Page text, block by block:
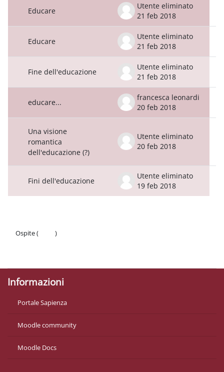
Educare
Utente eliminato
21 feb 2018
Educare
Utente eliminato
21 feb 2018
Fine dell'educazione
Utente eliminato
21 feb 2018
educare...
francesca leonardi
20 feb 2018
Una visione
romantica
dell'educazione (?)
Utente eliminato
20 feb 2018
Fini dell'educazione
Utente eliminato
19 feb 2018
Ospite (
)
Informazioni
Portale Sapienza
Moodle community
Moodle Docs